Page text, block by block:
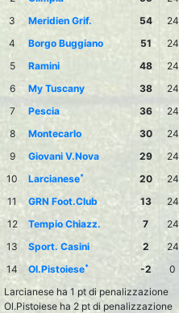
3
Meridien Grif. 54 24
4
Borgo Buggiano 51 24
5
Ramini 48 24
6
My Tuscany 38 24
7
Pescia 36 24
8
Montecarlo 30 24
9
Giovani V.Nova 29 24
10
Larcianese* 20 24
11
GRN Foot.Club 13 24
12
Tempio Chiazz. 7 24
13
Sport. Casini 2 24
14
Ol.Pistoiese* -2 0
Larcianese ha 1 pt di penalizzazione
Ol.Pistoiese ha 2 pt di penalizzazione